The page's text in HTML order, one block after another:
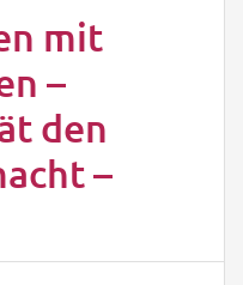
mit
–
den
–